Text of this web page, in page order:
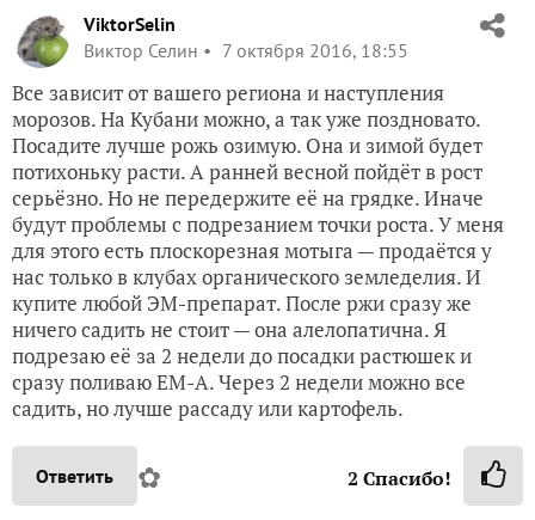
ViktorSelin
Виктор Селин
7 октября 2016, 18:55
Все зависит от вашего региона и наступления
морозов. На Кубани можно, а так уже поздновато.
Посадите лучше рожь озимую. Она и зимой будет
потихоньку расти. А ранней весной пойдёт в рост
серьёзно. Но не передержите её на грядке. Иначе
будут проблемы с подрезанием точки роста. У меня
для этого есть плоскорезная мотыга — продаётся у
нас только в клубах органического земледелия. И
купите любой ЭМ-препарат. После ржи сразу же
ничего садить не стоит — она алелопатична. Я
подрезаю её за 2 недели до посадки растюшек и
сразу поливаю ЕМ-А. Через 2 недели можно все
садить, но лучше рассаду или картофель.
Ответить ✿ 2 Спасибо!